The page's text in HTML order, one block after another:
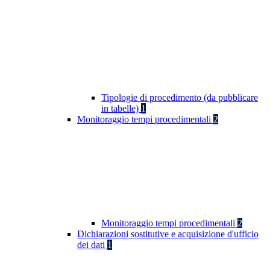
Tipologie di procedimento (da pubblicare
in tabelle) 1
Monitoraggio tempi procedimentali 2
Monitoraggio tempi procedimentali 2
Dichiarazioni sostitutive e acquisizione d'ufficio
dei dati 1